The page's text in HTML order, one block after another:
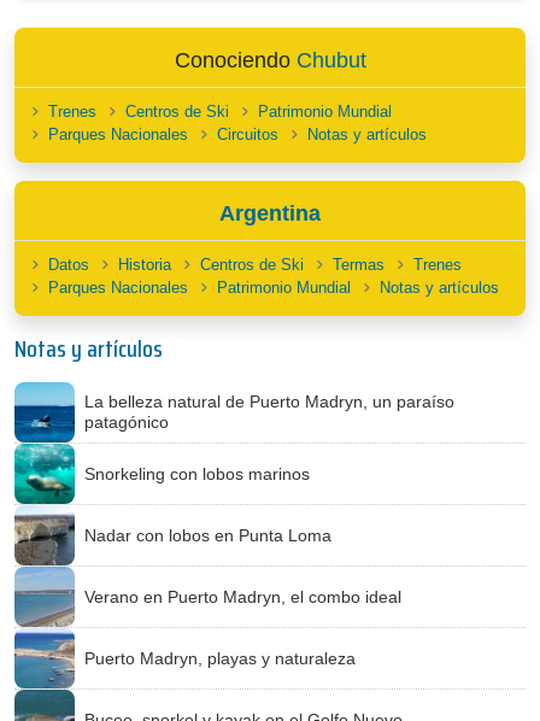
Conociendo Chubut
Trenes Centros de Ski
Patrimonio Mundial
Parques Nacionales
Circuitos Notas y artículos
Argentina
Datos Historia Centros de Ski Termas
Trenes
Parques Nacionales
Patrimonio Mundial Notas y artículos
Notas y artículos
La belleza natural de Puerto Madryn, un paraíso
patagónico
Snorkeling con lobos marinos
Nadar con lobos en Punta Loma
Verano en Puerto Madryn, el combo ideal
Puerto Madryn, playas y naturaleza